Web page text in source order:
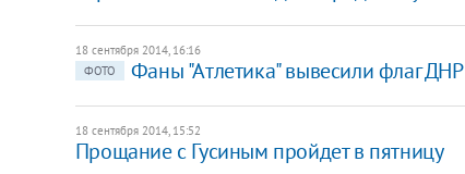
18 сентября 2014, 16:16
ФОТО
Фаны "Атлетика" вывесили флаг
18 сентября 2014, 15:52
Прощание с Гусиным пройдет в пятницу